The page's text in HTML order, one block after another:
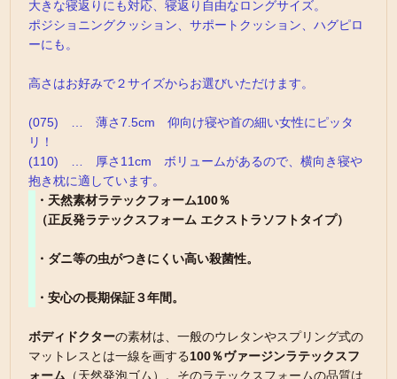
大きな寝返りにも対応、寝返り自由なロングサイズ。
ポジショニングクッション、サポートクッション、ハグピロ
ーにも。
高さはお好みで２サイズからお選びいただけます。
(075) … 薄さ7.5cm 仰向け寝や首の細い女性にピッタ
リ！
(110) … 厚さ11cm ボリュームがあるので、横向き寝や
抱き枕に適しています。
・天然素材ラテックフォーム100％
（正反発ラテックスフォーム エクストラソフトタイプ）
・ダニ等の虫がつきにくい高い殺菌性。
・安心の長期保証３年間。
ボディドクターの素材は、一般のウレタンやスプリング式の
マットレスとは一線を画する100％ヴァージンラテックスフ
ォーム （天然発泡ゴム）。そのラテックスフォームの品質は